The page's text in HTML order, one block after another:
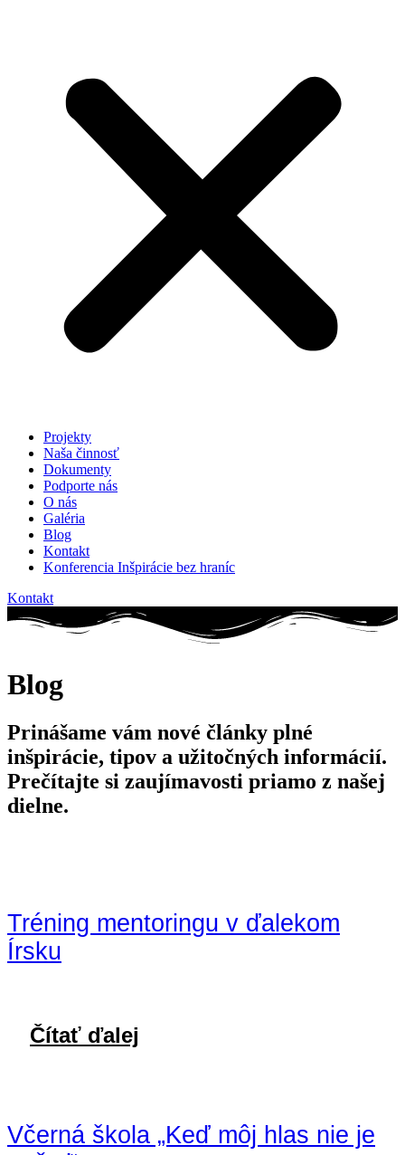
Projekty
Naša činnosť
Dokumenty
Podporte nás
O nás
Galéria
Blog
Kontakt
Konferencia Inšpirácie bez hraníc
Kontakt
Blog
Prinášame vám nové články plné
inšpirácie, tipov a užitočných informácií.
Prečítajte si zaujímavosti priamo z našej
dielne.
Tréning mentoringu v ďalekom
Írsku
Čítať ďalej
Včerná škola „Keď môj hlas nie je